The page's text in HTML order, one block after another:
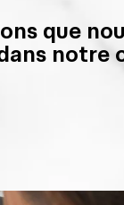
que
notre